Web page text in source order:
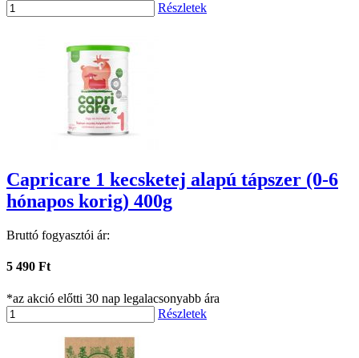
Részletek
Capricare 1 kecsketej alapú tápszer (0-6
hónapos korig) 400g
Bruttó fogyasztói ár:
5 490 Ft
*az akció előtti 30 nap legalacsonyabb ára
Részletek